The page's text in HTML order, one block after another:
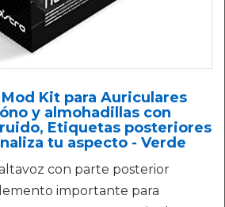
Kit para Auriculares
y almohadillas con
Etiquetas posteriores
tu aspecto - Verde
con parte posterior
importante para